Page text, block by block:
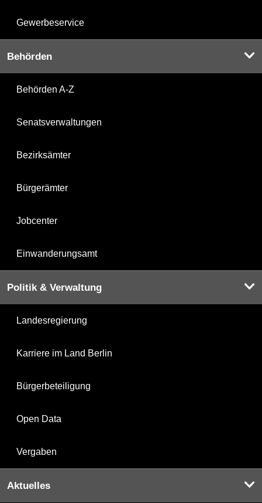
Gewerbeservice
Behörden
Behörden A-Z
Senatsverwaltungen
Bezirksämter
Bürgerämter
Jobcenter
Einwanderungsamt
Politik & Verwaltung
Landesregierung
Karriere im Land Berlin
Bürgerbeteiligung
Open Data
Vergaben
Aktuelles